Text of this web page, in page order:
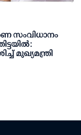
സംവിധാനം
മുഖ്യമന്ത്രി